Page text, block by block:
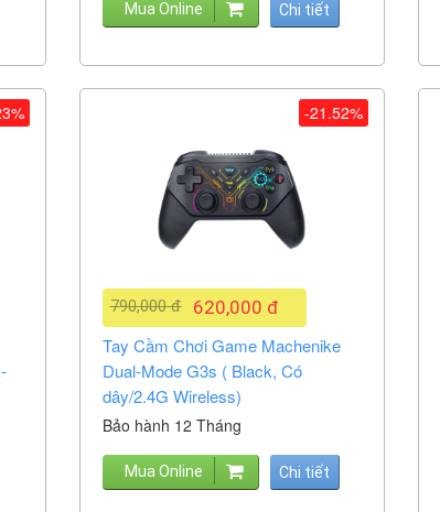
Mua Online Chi tiết
620,000 đ
790,000 đ
Tay Cầm Chơi Game Machenike
Dual-Mode G3s ( Black, Có
dây/2.4G Wireless)
Bảo hành 12 Tháng
Mua Online Chi tiết
-21.52%